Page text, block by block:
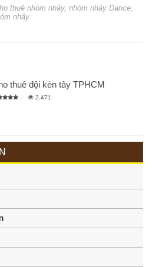
thuê nhóm nhảy, nhóm nhảy Dance,
nhảy
thuê đội kèn tây TPHCM
2,471